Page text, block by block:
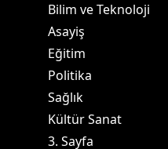
Bilim ve Teknoloji
Asayiş
Eğitim
Politika
Sağlık
Kültür Sanat
3. Sayfa